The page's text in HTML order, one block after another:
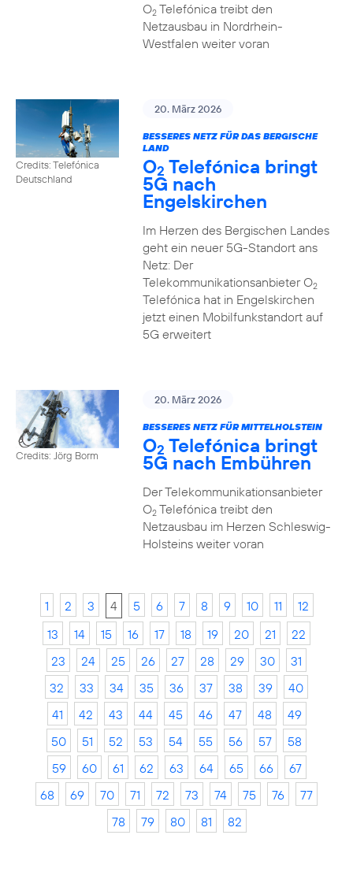
O2Telefónica treibt den
Netzausbau in Nordrhein-
Westfalen weiter voran
Credits: Telefónica
Deutschland
20. März 2026
BESSERES NETZ FÜR DAS BERGISCHE
LAND
O2 Telefónica bringt
5G nach
Engelskirchen
Im Herzen des Bergischen Landes
geht ein neuer 5G-Standort ans
Netz: Der
Telekommunikationsanbieter O2
Telefónica hat in Engelskirchen
jetzt einen Mobilfunkstandort auf
5G erweitert
Credits: Jörg Borm
20. März 2026
BESSERES NETZ FÜR MITTELHOLSTEIN
O2 Telefónica bringt
5G nach Embühren
Der Telekommunikationsanbieter
O2Telefónica treibt den
Netzausbau im Herzen Schleswig-
Holsteins weiter voran
1 2 3 4 5 6 7 8 9 10 11
12
13
14 15 16 17 18 19 20 21
22
23
24 25 26 27 28 29 30
31
32
33 34 35 36 37 38 39
40
41
42 43 44 45 46 47 48
49
50
51 52 53 54 55 56 57
58
59
60 61 62 63 64 65 66
67
68
69 70 71 72 73 74 75 76
77
78
79 80 81 82